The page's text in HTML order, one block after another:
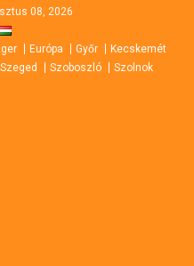
08, 2026
Európa Győr
Kecskemét
Szeged Szoboszló Szolnok